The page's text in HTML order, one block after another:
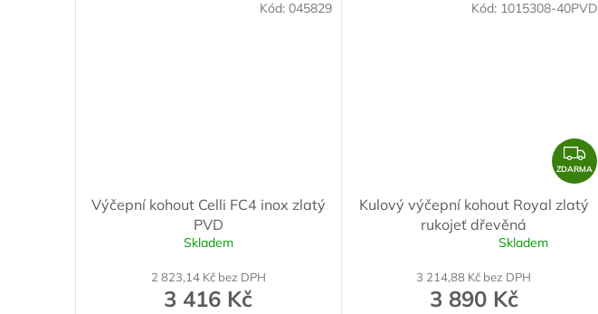
Výčepní kohout Celli FC4 inox zlatý
PVD
Skladem
2 823,14 Kč bez DPH
3 416 Kč
Kód: 045829
Z
D
A
R
ZDARMA
Kulový výčepní kohout Royal zlatý
rukojeť dřevěná
Skladem
3 214,88 Kč bez DPH
3 890 Kč
Kód: 1015308-40PVD